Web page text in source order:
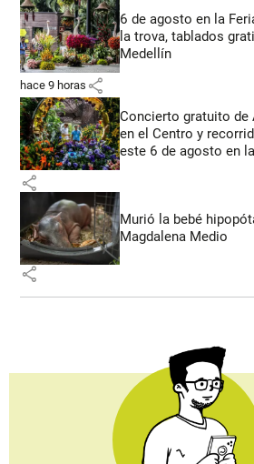
6 de agosto en la
la trova, tablados
Medellín
hace 9 horas share
Concierto gratuito de
en el Centro y
este 6 de agosto en
share
Murió la bebé
Magdalena Medio
share